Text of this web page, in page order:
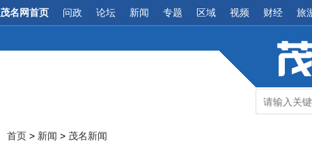
茂名网首页 问政 论坛 新闻 专题 区域 视频 财经 旅
首页 > 新闻 > 茂名新闻